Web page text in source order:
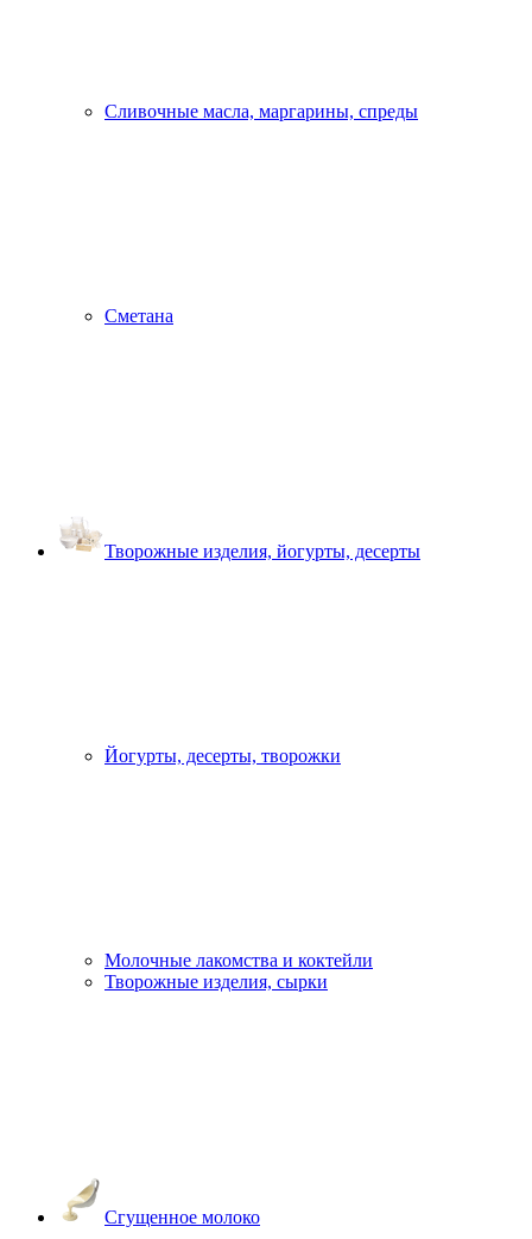
Сливочные масла, маргарины, спреды
Сметана
Творожные изделия, йогурты, десерты
Йогурты, десерты, творожки
Молочные лакомства и коктейли
Творожные изделия, сырки
Сгущенное молоко